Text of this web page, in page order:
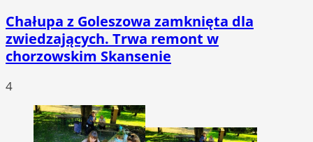
Chałupa z Goleszowa zamknięta dla
zwiedzających. Trwa remont w
chorzowskim Skansenie
4